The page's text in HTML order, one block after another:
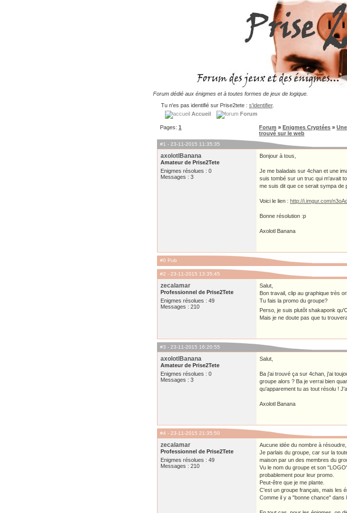
Forum dédié aux énigmes et à toutes formes de jeux de logique.
Tu n'es pas identifié sur Prise2tete : s'identifier.
Accueil
Forum
Pages: 1 Forum » Enigmes Cryptées »
trouvé sur le web
#1 - 23-11-2015 11:35:35
axolotlBanana
Amateur de Prise2Tete
Enigmes résolues : 0
Messages : 3
Bonjour à tous,
Je me baladais sur 4chan et une
suis tombé sur un truc qui m'avait
me suis dit que ce serait sympa de
Voici le lien : http://i.imgur.com/
Bonne résolution :p
Axolotl Banana
#0 Pub
#2 - 23-11-2015 13:35:45
zecalamar
Professionnel de Prise2Tete
Enigmes résolues : 49
Messages : 210
Salut,
Bon travail, clip au graphique très
Tu fais la promo du groupe?
Perso, je suis plutôt shakaponk
Mais je ne doute pas que tu
#3 - 23-11-2015 16:20:55
axolotlBanana
Amateur de Prise2Tete
Enigmes résolues : 0
Messages : 3
Salut,
Ba j'ai trouvé ça sur 4chan, j'ai
groupe alors ? Ba je verrai bien
qu'apparement tu as tout résolu !
Axolotl Banana
#4 - 23-11-2015 21:35:50
zecalamar
Professionnel de Prise2Tete
Enigmes résolues : 49
Messages : 210
Aucune idée du nombre à
Je parlais du groupe, car sur la
maison par un des membres du
Vu le nom du groupe et son
probablement pour leur promo.
Peut-être que je me plante.
C'est un groupe français, mais les
Comme il y a "bonne chance"